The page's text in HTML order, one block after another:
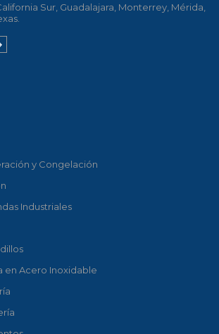
Sur, Guadalajara, Monterrey, Mérida,
y Congelación
Industriales
en Acero Inoxidable